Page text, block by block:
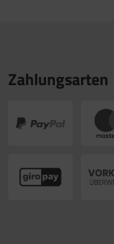
Zahlungsarten